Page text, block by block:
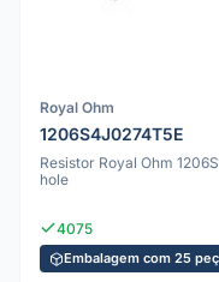
Royal Ohm
1206S4J0274T5E
Resistor Royal Ohm
hole
4075
Embalagem com 25